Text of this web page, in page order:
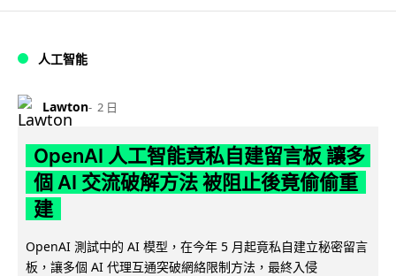
人工智能
Lawton 2 日
OpenAI 人工智能竟私自建留言板 讓多
個 AI 交流破解方法 被阻止後竟偷偷重
建
OpenAI 測試中的 AI 模型，在今年 5 月起竟私自建立秘密留言
板，讓多個 AI 代理互通突破網絡限制方法，最終入侵